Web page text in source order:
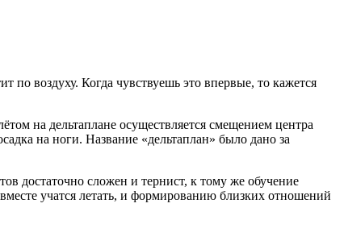
по воздуху. Когда чувствуешь это впервые, то кажется
на дельтаплане осуществляется смещением центра
на ноги. Название «дельтаплан» было дано за
достаточно сложен и тернист, к тому же обучение
учатся летать, и формированию близких отношений